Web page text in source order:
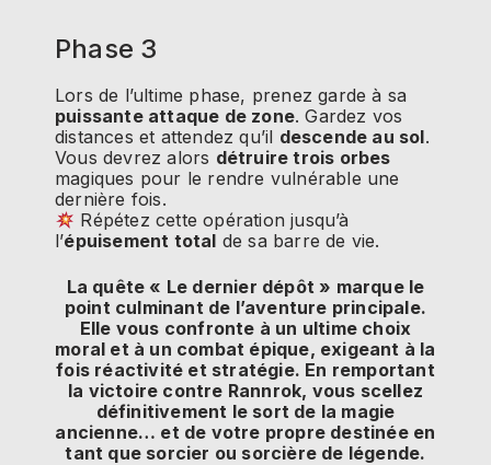
Phase 3
Lors de l’ultime phase, prenez garde à sa
puissante attaque de zone. Gardez vos
distances et attendez qu’il descende au sol.
Vous devrez alors détruire trois orbes
magiques pour le rendre vulnérable une
dernière fois.
Répétez cette opération jusqu’à
l’épuisement total de sa barre de vie.
La quête « Le dernier dépôt » marque le
point culminant de l’aventure principale.
Elle vous confronte à un ultime choix
moral et à un combat épique, exigeant à la
fois réactivité et stratégie. En remportant
la victoire contre Rannrok, vous scellez
définitivement le sort de la magie
ancienne… et de votre propre destinée en
tant que sorcier ou sorcière de légende.